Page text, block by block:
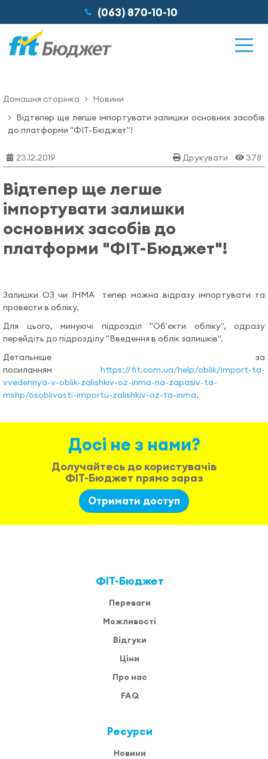
(063) 870-10-10
Можливості
Ціни
Про нас
Домашня сторінка
Новини
Відтепер ще легше імпортувати залишки основних засобів
до платформи "ФІТ-Бюджет"!
23.12.2019 Друкувати 378
Відтепер ще легше
імпортувати залишки
основних засобів до
платформи "ФІТ-Бюджет"!
Залишки ОЗ чи ІНМА тепер можна відразу імпортувати та
провести в обліку.
Для цього, минуючі підрозділ "Об'єкти обліку", одразу
перейдіть до підрозділу "Введення в облік залишків".
Детальніше за
посиланням https://fit.com.ua/help/oblik/import-ta-
vvedennya-v-oblik-zalishkiv-oz-inma-na-zapasiv-ta-
mshp/osoblivosti-importu-zalishkiv-oz-ta-inma.
Досі не з нами?
Долучайтесь до користувачів
ФІТ-Бюджет прямо зараз
Отримати доступ
ФІТ-Бюджет
Переваги
Можливості
Відгуки
Ціни
Про нас
FAQ
Ресурси
Новини